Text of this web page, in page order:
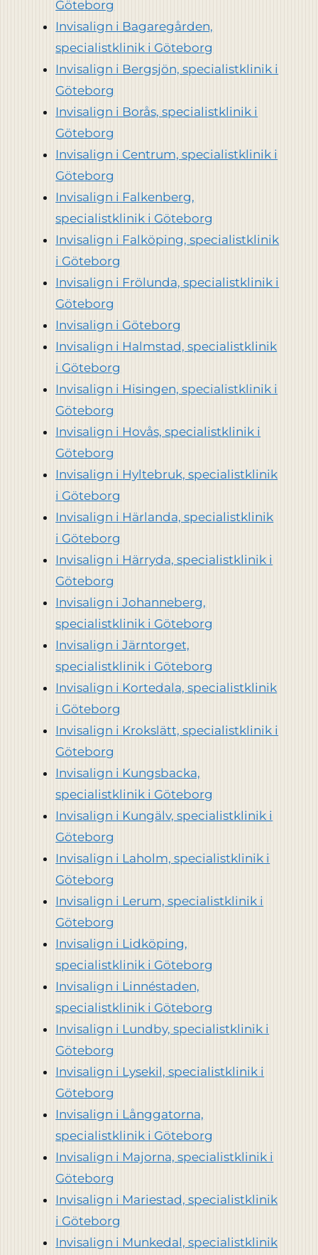
Göteborg
Invisalign i Bagaregården,
specialistklinik i Göteborg
Invisalign i Bergsjön, specialistklinik i
Göteborg
Invisalign i Borås, specialistklinik i
Göteborg
Invisalign i Centrum, specialistklinik i
Göteborg
Invisalign i Falkenberg,
specialistklinik i Göteborg
Invisalign i Falköping, specialistklinik
i Göteborg
Invisalign i Frölunda, specialistklinik i
Göteborg
Invisalign i Göteborg
Invisalign i Halmstad, specialistklinik
i Göteborg
Invisalign i Hisingen, specialistklinik i
Göteborg
Invisalign i Hovås, specialistklinik i
Göteborg
Invisalign i Hyltebruk, specialistklinik
i Göteborg
Invisalign i Härlanda, specialistklinik
i Göteborg
Invisalign i Härryda, specialistklinik i
Göteborg
Invisalign i Johanneberg,
specialistklinik i Göteborg
Invisalign i Järntorget,
specialistklinik i Göteborg
Invisalign i Kortedala, specialistklinik
i Göteborg
Invisalign i Krokslätt, specialistklinik i
Göteborg
Invisalign i Kungsbacka,
specialistklinik i Göteborg
Invisalign i Kungälv, specialistklinik i
Göteborg
Invisalign i Laholm, specialistklinik i
Göteborg
Invisalign i Lerum, specialistklinik i
Göteborg
Invisalign i Lidköping,
specialistklinik i Göteborg
Invisalign i Linnéstaden,
specialistklinik i Göteborg
Invisalign i Lundby, specialistklinik i
Göteborg
Invisalign i Lysekil, specialistklinik i
Göteborg
Invisalign i Långgatorna,
specialistklinik i Göteborg
Invisalign i Majorna, specialistklinik i
Göteborg
Invisalign i Mariestad, specialistklinik
i Göteborg
Invisalign i Munkedal, specialistklinik